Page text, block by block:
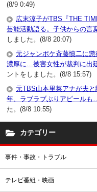
(8/9 0:49)
広末涼子がTBS『THE
芸能活動語る。子供からの言
しました。(8/8 20:07)
元ジャンポケ斉藤慎二に
濃厚に…被害女性が裁判に出
ントをしました。(8/8 15:57)
元TBS山本里菜アナが夫
年、ラブラブぶりアピールも
た。(8/8 10:55)
カテゴリー
事件・事故・トラブル
テレビ番組・映画